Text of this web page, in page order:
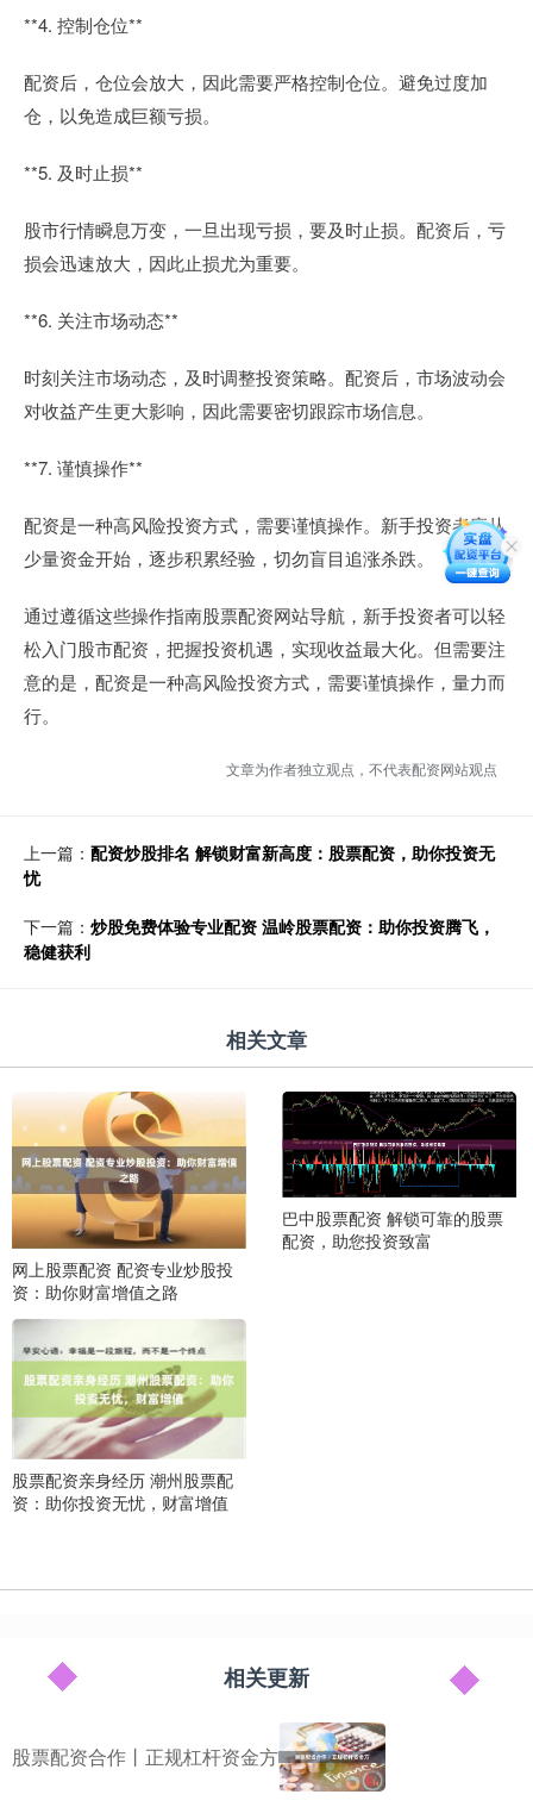
**4. 控制仓位**
配资后，仓位会放大，因此需要严格控制仓位。避免过度加
仓，以免造成巨额亏损。
**5. 及时止损**
股市行情瞬息万变，一旦出现亏损，要及时止损。配资后，亏
损会迅速放大，因此止损尤为重要。
**6. 关注市场动态**
时刻关注市场动态，及时调整投资策略。配资后，市场波动会
对收益产生更大影响，因此需要密切跟踪市场信息。
**7. 谨慎操作**
配资是一种高风险投资方式，需要谨慎操作。新手投资者应从
少量资金开始，逐步积累经验，切勿盲目追涨杀跌。
通过遵循这些操作指南股票配资网站导航，新手投资者可以轻
松入门股市配资，把握投资机遇，实现收益最大化。但需要注
意的是，配资是一种高风险投资方式，需要谨慎操作，量力而
行。
文章为作者独立观点，不代表配资网站观点
上一篇： 配资炒股排名 解锁财富新高度：股票配资，助你投资无
忧
下一篇： 炒股免费体验专业配资 温岭股票配资：助你投资腾飞，
稳健获利
相关文章
网上股票配资 配资专业炒股投
资：助你财富增值之路
巴中股票配资 解锁可靠的股票
配资，助您投资致富
股票配资亲身经历 潮州股票配
资：助你投资无忧，财富增值
相关更新
股票配资合作丨正规杠杆资金方